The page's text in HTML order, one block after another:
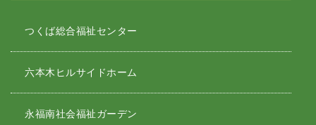
つくば総合福祉センター
六本木ヒルサイドホーム
永福南社会福祉ガーデン